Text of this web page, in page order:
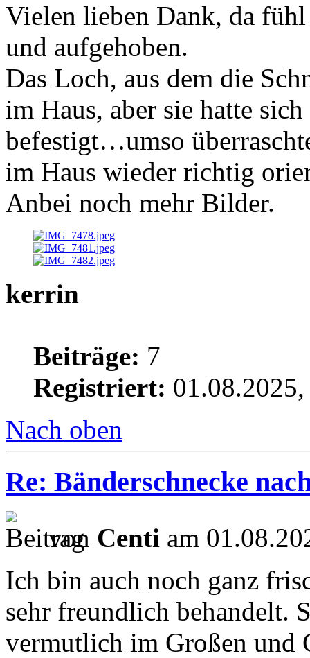
Vielen lieben Dank, da
und aufgehoben.
Das Loch, aus dem die
im Haus, aber sie hatte
befestigt…umso
im Haus wieder richtig
Anbei noch mehr Bilder.
kerrin
Beiträge: 7
Registriert:
Nach oben
Re: Bänderschnecke
von Centi am
Ich bin auch noch ganz
sehr freundlich behandelt.
vermutlich im Großen und